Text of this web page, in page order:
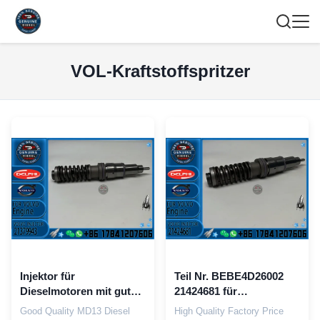
VOL-Kraftstoffspritzer
Injektor für
Dieselmotoren mit guter
Qualität
Good Quality MD13 Diesel
Teil Nr. BEBE4D26002
21424681 für
Kraftfahrzeuge der
High Quality Factory Price